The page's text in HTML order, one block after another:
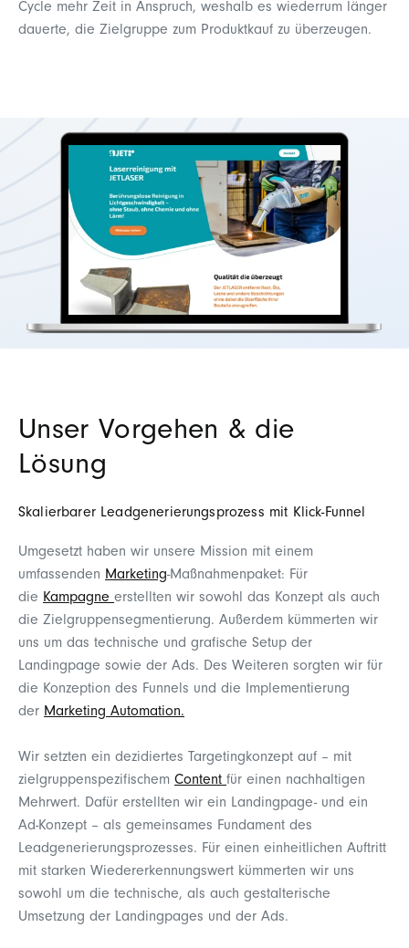
Cycle mehr Zeit in Anspruch, weshalb es wiederrum länger
dauerte, die Zielgruppe zum Produktkauf zu überzeugen.
Unser Vorgehen & die
Lösung
Skalierbarer Leadgenerierungsprozess mit Klick-Funnel
Umgesetzt haben wir unsere Mission mit einem
umfassenden Marketing-Maßnahmenpaket: Für
die Kampagne erstellten wir sowohl das Konzept als auch
die Zielgruppensegmentierung. Außerdem kümmerten wir
uns um das technische und grafische Setup der
Landingpage sowie der Ads. Des Weiteren sorgten wir für
die Konzeption des Funnels und die Implementierung
der Marketing Automation.
Wir setzten ein dezidiertes Targetingkonzept auf – mit
zielgruppenspezifischem Content für einen nachhaltigen
Mehrwert. Dafür erstellten wir ein Landingpage- und ein
Ad-Konzept – als gemeinsames Fundament des
Leadgenerierungsprozesses. Für einen einheitlichen Auftritt
mit starken Wiedererkennungswert kümmerten wir uns
sowohl um die technische, als auch gestalterische
Umsetzung der Landingpages und der Ads.